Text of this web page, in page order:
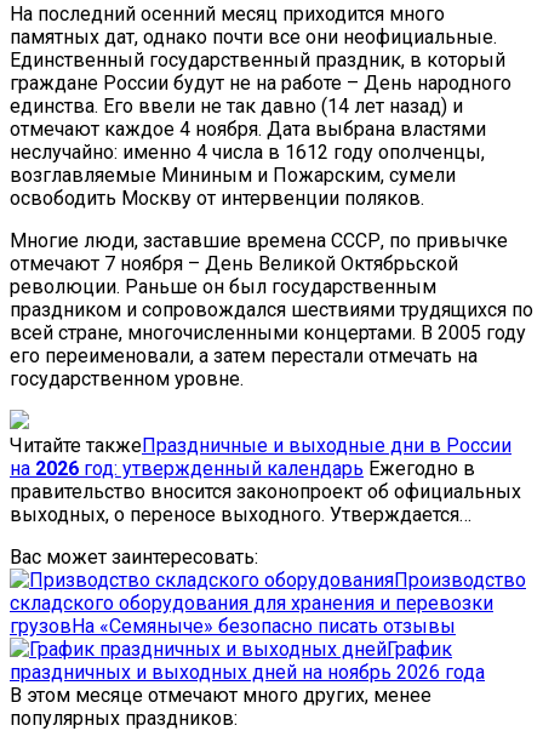
На последний осенний месяц приходится много
памятных дат, однако почти все они неофициальные.
Единственный государственный праздник, в который
граждане России будут не на работе – День народного
единства. Его ввели не так давно (14 лет назад) и
отмечают каждое 4 ноября. Дата выбрана властями
неслучайно: именно 4 числа в 1612 году ополченцы,
возглавляемые Мининым и Пожарским, сумели
освободить Москву от интервенции поляков.
Многие люди, заставшие времена СССР, по привычке
отмечают 7 ноября – День Великой Октябрьской
революции. Раньше он был государственным
праздником и сопровождался шествиями трудящихся по
всей стране, многочисленными концертами. В 2005 году
его переименовали, а затем перестали отмечать на
государственном уровне.
Читайте такжеПраздничные и выходные дни в России
на 2026 год: утвержденный календарь Ежегодно в
правительство вносится законопроект об официальных
выходных, о переносе выходного. Утверждается…
Вас может заинтересовать:
Производство
складского оборудования для хранения и перевозки
грузовНа «Семяныче» безопасно писать отзывы
График
праздничных и выходных дней на ноябрь 2026 года
В этом месяце отмечают много других, менее
популярных праздников: